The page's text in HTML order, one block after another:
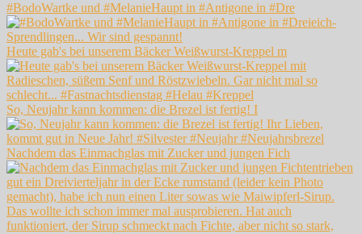
#BodoWartke und #MelanieHaupt in #Antigone in #Dre
Heute gab's bei unserem Bäcker Weißwurst-Kreppel m
So, Neujahr kann kommen: die Brezel ist fertig! I
Nachdem das Einmachglas mit Zucker und jungen Fich